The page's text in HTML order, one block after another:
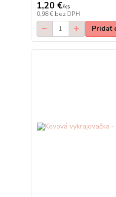
1,20 €/ks
0,98 € bez DPH
Pridať